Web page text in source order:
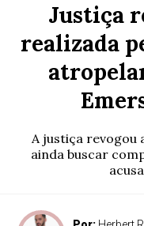
Justiça
realizada
A justiça revogou
ainda buscar